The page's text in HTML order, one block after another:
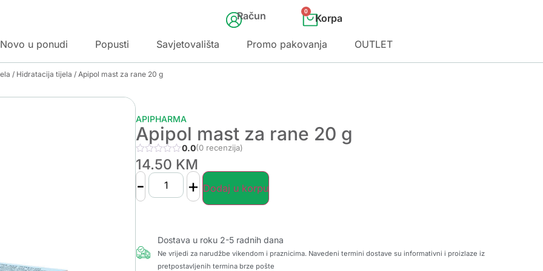
Račun 0
Novo u ponudi Popusti Savjetovališta Promo pakovanja OUTLET
/ Hidratacija tijela / Apipol mast za rane 20 g
APIPHARMA
Apipol mast za rane 20 g
0.0(0 recenzija)
14.50 KM
- + Dodaj u korpu
Dostava u roku 2-5 radnih dana
Ne vrijedi za narudžbe vikendom i praznicima. Navedeni termini dostave su informativni i proizlaze iz
pretpostavljenih termina brze pošte